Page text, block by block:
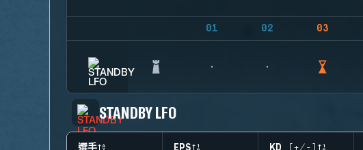
01 02 03
STANDBY LFO